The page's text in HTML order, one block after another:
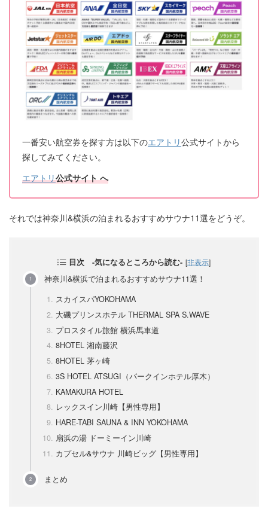
一番安い航空券を探す方は以下のエアトリ公式サイトから
探してみてください。
エアトリ公式サイトへ
それでは神奈川&横浜の泊まれるおすすめサウナ11選をどうぞ。
目次 -気になるところから読む- [非表示]
神奈川&横浜で泊まれるおすすめサウナ11選！
スカイスパYOKOHAMA
大磯プリンスホテル THERMAL SPA S.WAVE
プロスタイル旅館 横浜馬車道
8HOTEL 湘南藤沢
8HOTEL 茅ヶ崎
3S HOTEL ATSUGI（パークインホテル厚木）
KAMAKURA HOTEL
レックスイン川崎【男性専用】
HARE-TABI SAUNA & INN YOKOHAMA
扇浜の湯 ドーミーイン川崎
カプセル&サウナ 川崎ビッグ【男性専用】
まとめ